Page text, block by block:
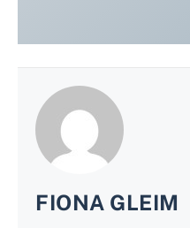
FIONA GLEIM